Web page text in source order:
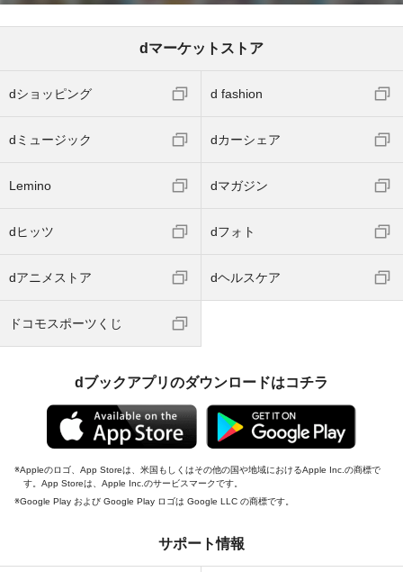
dマーケットストア
dショッピング d fashion
dミュージック dカーシェア
Lemino dマガジン
dヒッツ dフォト
dアニメストア dヘルスケア
ドコモスポーツくじ
dブックアプリのダウンロードはコチラ
Appleのロゴ、App Storeは、米国もしくはその他の国や地域におけるApple Inc.の商標で
す。App Storeは、Apple Inc.のサービスマークです。
Google Play および Google Play ロゴは Google LLC の商標です。
サポート情報